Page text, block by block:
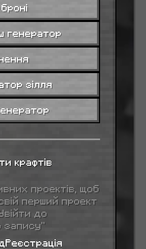
генератор
зілля
крафтів
проектів, щоб
перший проект
до
запису”
Реєстрація